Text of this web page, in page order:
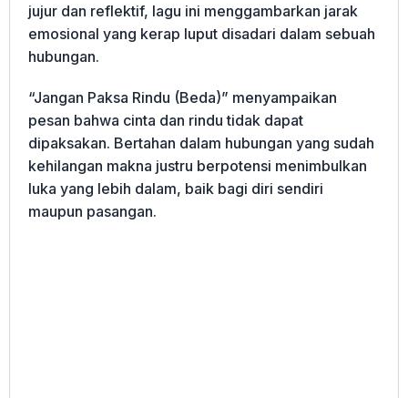
jujur dan reflektif, lagu ini menggambarkan jarak
emosional yang kerap luput disadari dalam sebuah
hubungan.
“Jangan Paksa Rindu (Beda)” menyampaikan
pesan bahwa cinta dan rindu tidak dapat
dipaksakan. Bertahan dalam hubungan yang sudah
kehilangan makna justru berpotensi menimbulkan
luka yang lebih dalam, baik bagi diri sendiri
maupun pasangan.